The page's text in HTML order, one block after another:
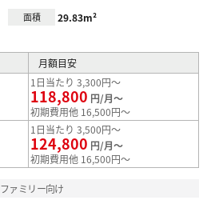
面積 29.83m²
月額目安
1日当たり 3,300円～
118,800 円/月～
初期費用他 16,500円～
1日当たり 3,500円～
124,800 円/月～
初期費用他 16,500円～
ファミリー向け